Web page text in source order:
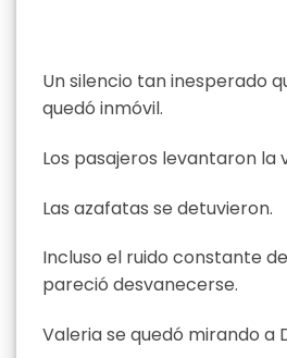
Un silencio tan inesperado
quedó inmóvil.
Los pasajeros levantaron la
Las azafatas se detuvieron.
Incluso el ruido constante
pareció desvanecerse.
Valeria se quedó mirando a